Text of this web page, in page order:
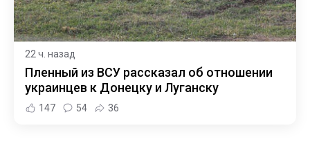
22 ч. назад
Пленный из ВСУ рассказал об отношении
украинцев к Донецку и Луганску
147 54 36